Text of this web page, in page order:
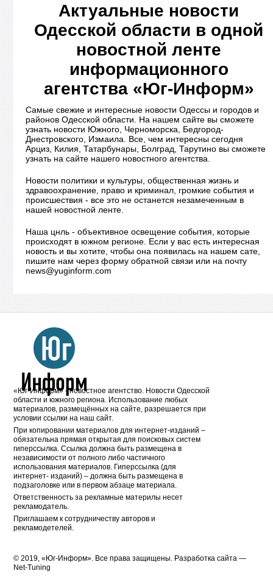
Актуальные новости
Одесской области в одной
новостной ленте
информационного
агентства «Юг-Информ»
Самые свежие и интересные новости Одессы и городов и
районов Одесской области. На нашем сайте вы сможете
узнать новости Южного, Черноморска, Бедгород-
Днестровского, Измаила. Все, чем интересны сегодня
Арциз, Килия, Татарбунары, Болград, Тарутино вы сможете
узнать на сайте нашего новостного агентства.
Новости политики и культуры, общественная жизнь и
здравоохранение, право и криминал, громкие события и
происшествия - все это не останется незамеченным в
нашей новостной ленте.
Наша цнль - объективное освещение события, которые
происходят в южном регионе. Если у вас есть интересная
новость и вы хотите, чтобы она появилась на нашем сате,
пишите нам через форму обратной связи или на почту
news@yuginform.com
«Юг-Информ» - новостное агентство. Новости Одесской
области и южного региона. Использование любых
материалов, размещённых на сайте, разрешается при
условии ссылки на наш сайт.
При копировании материалов для интернет-изданий –
обязательна прямая открытая для поисковых систем
гиперссылка. Ссылка должна быть размещена в
независимости от полного либо частичного
использования материалов. Гиперссылка (для
интернет- изданий) – должна быть размещена в
подзаголовке или в первом абзаце материала.
Ответственность за рекламные материлы несет
рекламодатель.
Приглашаем к сотрудничеству авторов и
рекламодетелей.
© 2019, «Юг-Информ». Все права защищены. Разработка cайта —
Net-Tuning